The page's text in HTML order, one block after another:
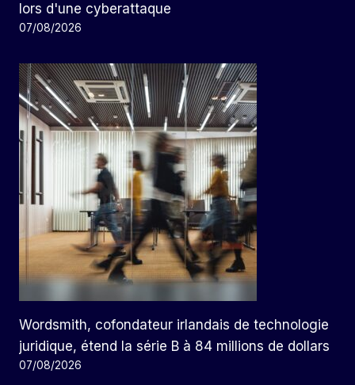
lors d'une cyberattaque
07/08/2026
Wordsmith, cofondateur irlandais de technologie
juridique, étend la série B à 84 millions de dollars
07/08/2026